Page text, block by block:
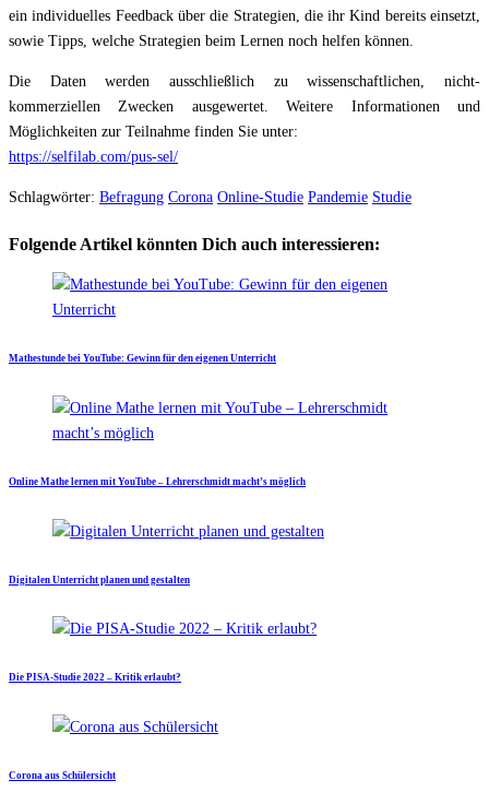
ein individuelles Feedback über die Strategien, die ihr Kind bereits einsetzt,
sowie Tipps, welche Strategien beim Lernen noch helfen können.
Die Daten werden ausschließlich zu wissenschaftlichen, nicht-
kommerziellen Zwecken ausgewertet. Weitere Informationen und
Möglichkeiten zur Teilnahme finden Sie unter:
https://selfilab.com/pus-sel/
Schlagwörter: Befragung Corona Online-Studie Pandemie Studie
Folgende Artikel könnten Dich auch interessieren:
Mathestunde bei YouTube: Gewinn für den eigenen Unterricht
Online Mathe lernen mit YouTube – Lehrerschmidt macht’s möglich
Digitalen Unterricht planen und gestalten
Die PISA-Studie 2022 – Kritik erlaubt?
Corona aus Schülersicht